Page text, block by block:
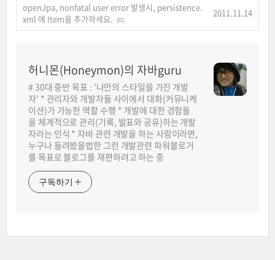
openJpa, nonfatal user error 발생시, persistence.
xml 에 Item을 추가하세요.
(0)
2011.11.14
허니몬(Honeymon)의 자바guru
# 30대 중반 목표 : '나만의 스타일을 가진 개발
자' * 관리자와 개발자들 사이에서 대화(커뮤니케
이션)가 가능한 역할 수행 * 개발에 대한 경험들
을 체계적으로 관리(기록, 발표와 공유)하는 개발
자라는 인식 * 자바 관련 개발을 하는 사람이라면,
누구나 들려봤을법한 그런 개발관련 파워블로거
를 목표로 블로그를 재편하려고 하는 중
구독하기